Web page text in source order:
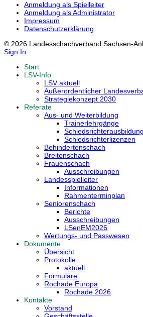
Anmeldung als Spielleiter
Anmeldung als Administrator
Impressum
Datenschutzerklärung
© 2026 Landesschachverband Sachsen-
Sign In
Start
LSV-Info
LSV aktuell
Außerordentlicher
Strategiekonzept 2030
Referate
Aus- und Weiterbildung
Trainerlehrgänge
Schiedsrichterausbildung
Schiedsrichterlizenzen
Behindertenschach
Breitenschach
Frauenschach
Ausschreibungen
Landesspielleiter
Informationen
Rahmenterminplan
Seniorenschach
Berichte
Ausschreibungen
LSenEM2026
Wertungs- und Passwesen
Dokumente
Übersicht
Protokolle
aktuell
Formulare
Rochade Europa
Rochade 2026
Kontakte
Vorstand